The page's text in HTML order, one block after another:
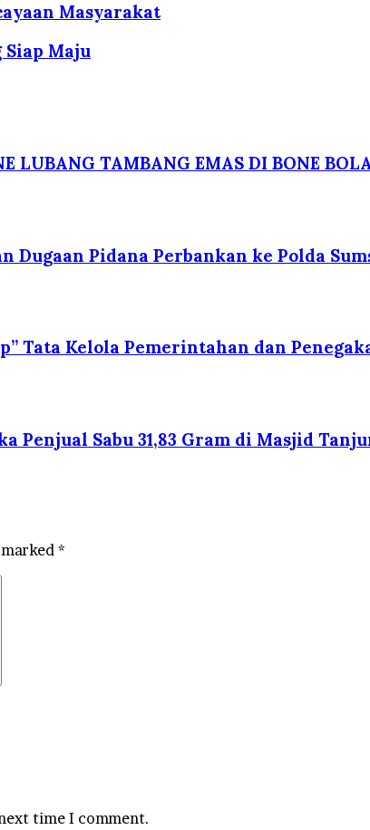
Masyarakat
Siap Maju
LUBANG TAMBANG EMAS DI BONE
Pidana Perbankan ke Polda
Tata Kelola Pemerintahan dan
Penjual Sabu 31,83 Gram di Masjid
*
time I comment.